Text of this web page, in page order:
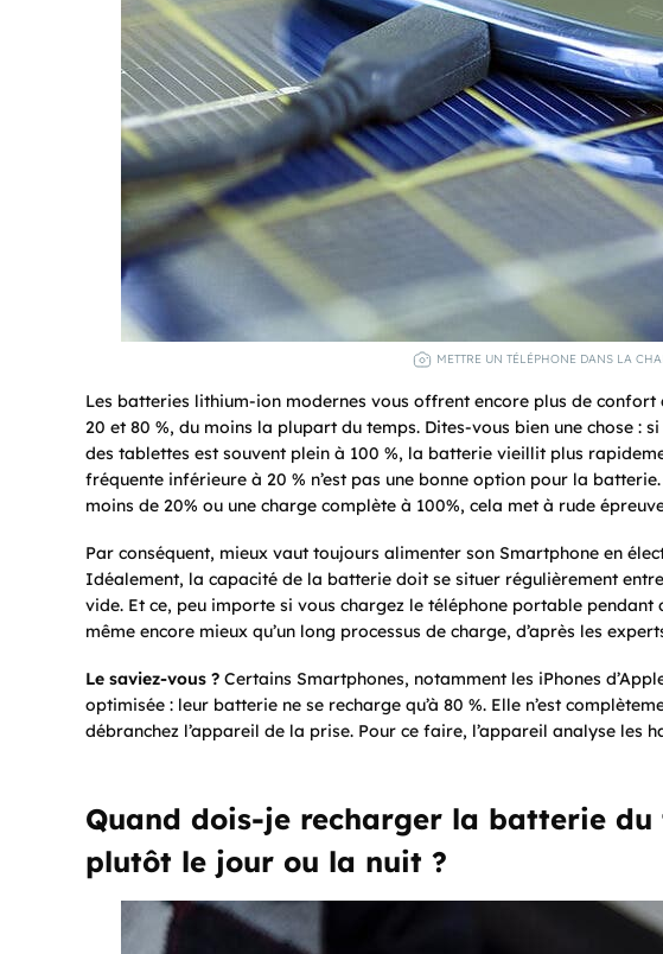
METTRE UN TÉLÉPHONE DANS LA
Les batteries lithium-ion modernes vous offrent encore plus de confort
20 et 80 %, du moins la plupart du temps. Dites-vous bien une chose :
des tablettes est souvent plein à 100 %, la batterie vieillit plus
fréquente inférieure à 20 % n’est pas une bonne option pour la
moins de 20% ou une charge complète à 100%, cela met à rude
Par conséquent, mieux vaut toujours alimenter son Smartphone en
Idéalement, la capacité de la batterie doit se situer régulièrement
vide. Et ce, peu importe si vous chargez le téléphone portable pendant
même encore mieux qu’un long processus de charge, d’après les
Le saviez-vous ? Certains Smartphones, notamment les iPhones
optimisée : leur batterie ne se recharge qu’à 80 %. Elle n’est
débranchez l’appareil de la prise. Pour ce faire, l’appareil analyse les
Quand dois-je recharger la batterie
plutôt le jour ou la nuit ?